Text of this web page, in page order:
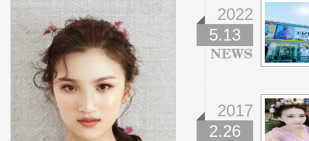
2022
5.13
2017
2.26